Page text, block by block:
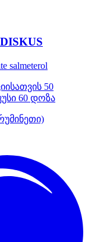
salmeterol
50
60 დოზა